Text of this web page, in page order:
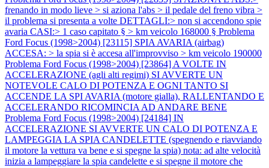
frenando in modo lieve > si aziona l'abs > il pedale del freno vibra >
il problema si presenta a volte DETTAGLI:> non si accendono spie
avaria CASI:> 1 caso capitato § > km veicolo 168000 § Problema
Ford Focus (1998>2004) [23115] SPIA AVARIA (airbag)
ACCESA: > la spia si è accesa all'improvviso > km veicolo 190000
Problema Ford Focus (1998>2004) [23864] A VOLTE IN
ACCELERAZIONE (agli alti regimi) SI AVVERTE UN
NOTEVOLE CALO DI POTENZA E OGNI TANTO SI
ACCENDE LA SPI AVARIA (motore gialla), RALLENTANDO E
ACCELERANDO RICOMINCIA AD ANDARE BENE
Problema Ford Focus (1998>2004) [24184] IN
ACCELERAZIONE SI AVVERTE UN CALO DI POTENZA E
LAMPEGGIA LA SPIA CANDELETTE (spegnendo e riavviando
il motore la vettura va bene e si spegne la spia) nota: ad alte velocità
inizia a lampeggiare la spia candelette e si spegne il motore che